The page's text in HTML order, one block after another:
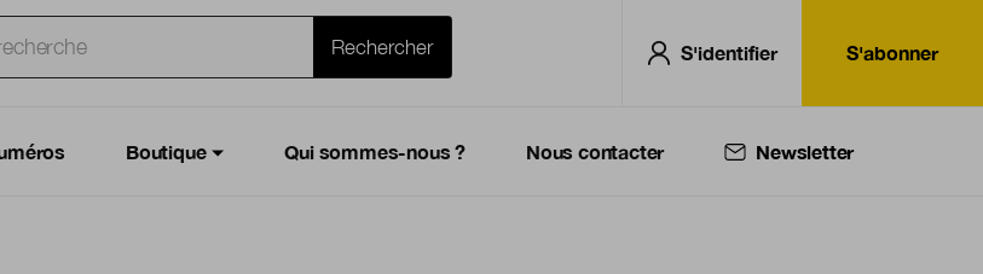
S'identifier S'abonner
Boutique Qui sommes-nous ? Nous contacter Newsletter